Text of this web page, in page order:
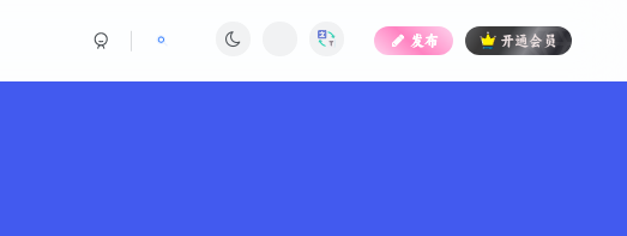
发布 开通会员